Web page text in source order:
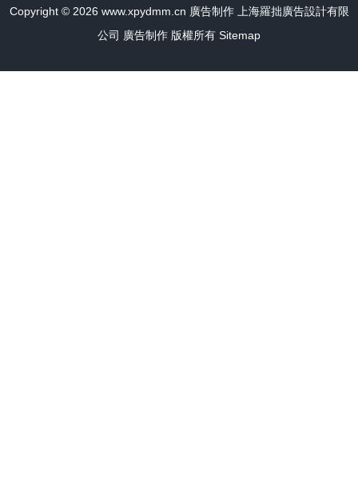
Copyright © 2026 www.xpydmm.cn 廣告制作
上海羅拙廣告設計有限
公司 廣告制作 版權所有 Sitemap